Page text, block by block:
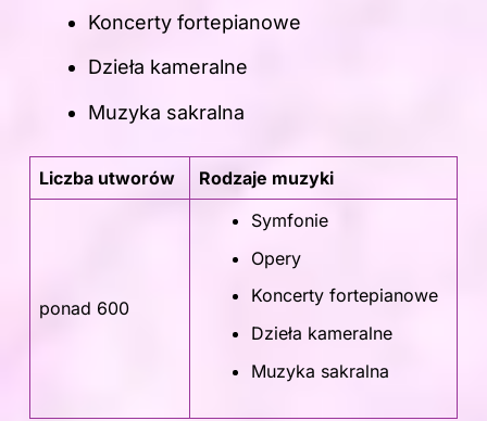
Koncerty fortepianowe
Dzieła kameralne
Muzyka sakralna
Liczba utworów Rodzaje muzyki
ponad 600
Symfonie
Opery
Koncerty fortepianowe
Dzieła kameralne
Muzyka sakralna